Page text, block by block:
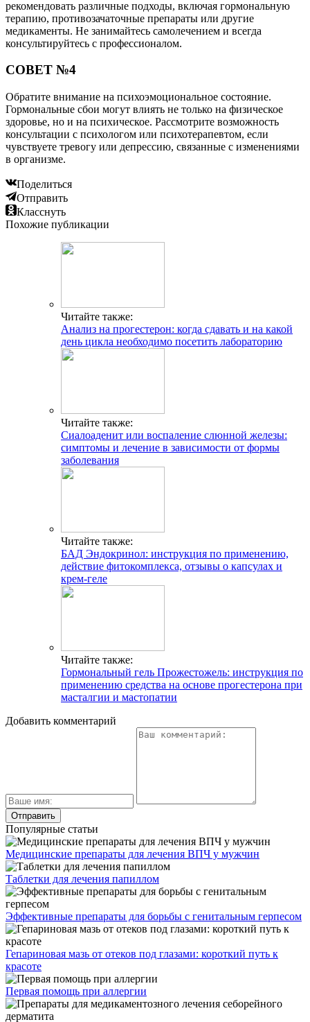
рекомендовать различные подходы, включая гормональную
терапию, противозачаточные препараты или другие
медикаменты. Не занимайтесь самолечением и всегда
консультируйтесь с профессионалом.
СОВЕТ №4
Обратите внимание на психоэмоциональное состояние.
Гормональные сбои могут влиять не только на физическое
здоровье, но и на психическое. Рассмотрите возможность
консультации с психологом или психотерапевтом, если
чувствуете тревогу или депрессию, связанные с изменениями
в организме.
Поделиться
Отправить
Класснуть
Похожие публикации
Читайте также:
Анализ на прогестерон: когда сдавать и на какой
день цикла необходимо посетить лабораторию
Читайте также:
Сиалоаденит или воспаление слюнной железы:
симптомы и лечение в зависимости от формы
заболевания
Читайте также:
БАД Эндокринол: инструкция по применению,
действие фитокомплекса, отзывы о капсулах и
крем-геле
Читайте также:
Гормональный гель Прожестожель: инструкция по
применению средства на основе прогестерона при
масталгии и мастопатии
Добавить комментарий
Популярные статьи
Медицинские препараты для лечения ВПЧ у мужчин
Таблетки для лечения папиллом
Эффективные препараты для борьбы с генитальным герпесом
Гепариновая мазь от отеков под глазами: короткий путь к
красоте
Первая помощь при аллергии